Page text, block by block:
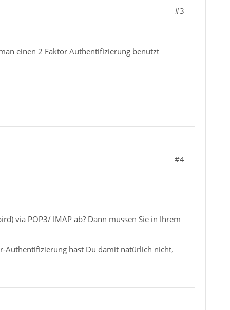
#3
einen 2 Faktor Authentifizierung benutzt
#4
via POP3/ IMAP ab? Dann müssen Sie in Ihrem
Authentifizierung hast Du damit natürlich nicht,